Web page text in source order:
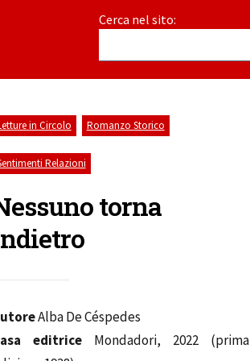
Cerca nel sito:
in Circolo Romanzo Storico
Relazioni
torna
Alba De Céspedes
editriceMondadori, 2022 (prima